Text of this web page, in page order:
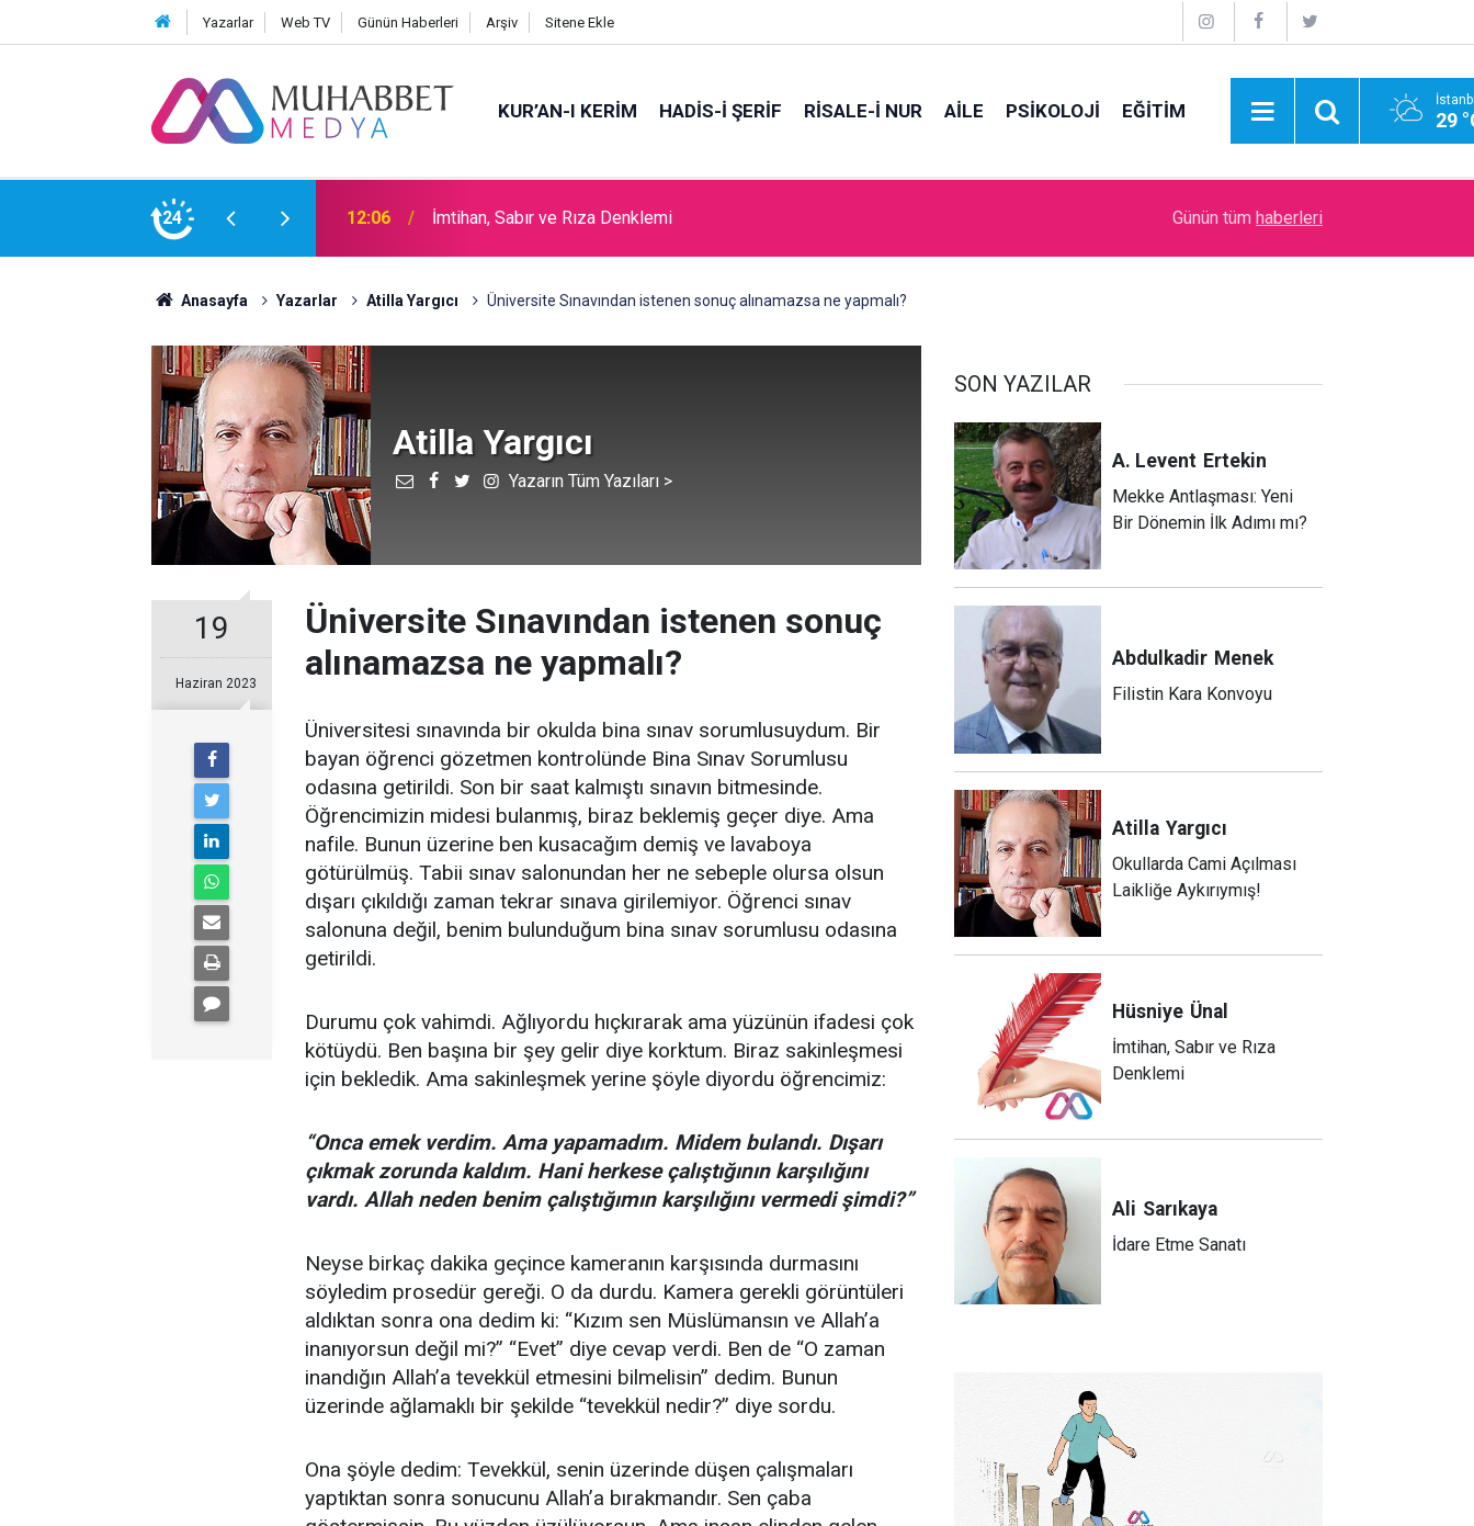
Yazarlar Web TV Günün Haberleri Arşiv Sitene Ekle
KUR’AN-I KERİM HADİS-İ ŞERİF RİSALE-İ NUR AİLE PSİKOLOJİ EĞİTİM 29
24 15:30 Okullarda Cami Açılması Laikliğe Aykırıymış! İdare Etme Sanatı
Günün tüm haberleri
Anasayfa Yazarlar Atilla Yargıcı Üniversite Sınavından istenen sonuç alınamazsa ne yapmalı?
Atilla Yargıcı
Yazarın Tüm Yazıları >
19
Haziran 2023
Üniversite Sınavından istenen sonuç
alınamazsa ne yapmalı?
Üniversitesi sınavında bir okulda bina sınav sorumlusuydum. Bir
bayan öğrenci gözetmen kontrolünde Bina Sınav Sorumlusu
odasına getirildi. Son bir saat kalmıştı sınavın bitmesinde.
Öğrencimizin midesi bulanmış, biraz beklemiş geçer diye. Ama
nafile. Bunun üzerine ben kusacağım demiş ve lavaboya
götürülmüş. Tabii sınav salonundan her ne sebeple olursa olsun
dışarı çıkıldığı zaman tekrar sınava girilemiyor. Öğrenci sınav
salonuna değil, benim bulunduğum bina sınav sorumlusu odasına
getirildi.
Durumu çok vahimdi. Ağlıyordu hıçkırarak ama yüzünün ifadesi çok
kötüydü. Ben başına bir şey gelir diye korktum. Biraz sakinleşmesi
için bekledik. Ama sakinleşmek yerine şöyle diyordu öğrencimiz:
“Onca emek verdim. Ama yapamadım. Midem bulandı. Dışarı
çıkmak zorunda kaldım. Hani herkese çalıştığının karşılığını
vardı. Allah neden benim çalıştığımın karşılığını vermedi şimdi?”
Neyse birkaç dakika geçince kameranın karşısında durmasını
söyledim prosedür gereği. O da durdu. Kamera gerekli görüntüleri
aldıktan sonra ona dedim ki: “Kızım sen Müslümansın ve Allah’a
inanıyorsun değil mi?” “Evet” diye cevap verdi. Ben de “O zaman
inandığın Allah’a tevekkül etmesini bilmelisin” dedim. Bunun
üzerinde ağlamaklı bir şekilde “tevekkül nedir?” diye sordu.
Ona şöyle dedim: Tevekkül, senin üzerinde düşen çalışmaları
yaptıktan sonra sonucunu Allah’a bırakmandır. Sen çaba
SON YAZILAR
A. Levent Ertekin
Mekke Antlaşması: Yeni
Bir Dönemin İlk Adımı mı?
Abdulkadir Menek
Filistin Kara Konvoyu
Atilla Yargıcı
Okullarda Cami Açılması
Laikliğe Aykırıymış!
Hüsniye Ünal
İmtihan, Sabır ve Rıza
Denklemi
Ali Sarıkaya
İdare Etme Sanatı